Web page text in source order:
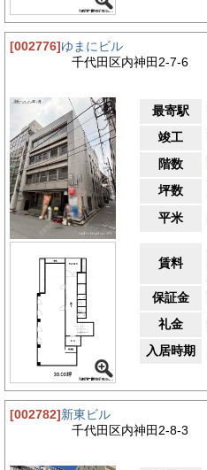
[002776]ゆまにビル
千代田区内神田2-7-6
最寄駅
竣工
階数
坪数
平米
賃料
保証金
礼金
入居時期
[002782]新東ビル
千代田区内神田2-8-3